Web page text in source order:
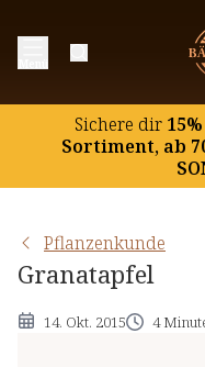
Sichere dir
Sortiment, ab
Pflanzenkunde
Granatapfel
14. Okt. 2015 4
Etymologie und
Botanik des
Inhaltsstoffe und
Hinweise